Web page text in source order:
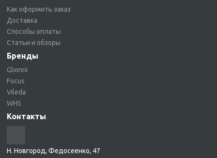
Как оформить заказ
Доставка
Способы оплаты
Статьи и обзоры
Бренды
Glionni
Focus
Vileda
WHS
Контакты
Н. Новгород, Федосеенко, 47